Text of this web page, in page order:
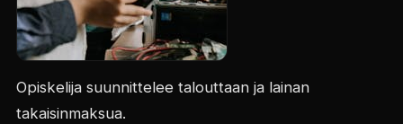
Opiskelija suunnittelee talouttaan ja lainan
takaisinmaksua.